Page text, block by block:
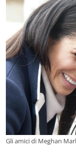
Gli amici di Meghan